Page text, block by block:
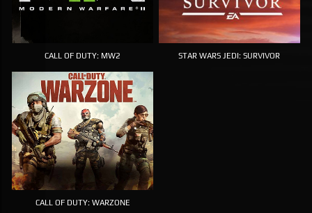
CALL OF DUTY: MW2 STAR WARS JEDI: SURVIVOR
CALL OF DUTY: WARZONE